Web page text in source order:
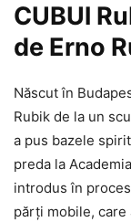
CUBUl
de Erno
Născut în
Rubik de la un
a pus bazele
preda la
introdus în
părți mobile,